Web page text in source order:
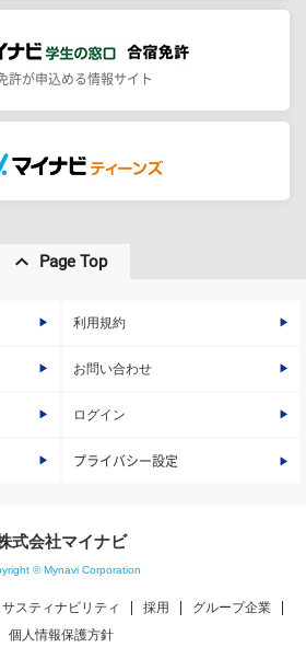
許が申込める情報サイト
Page Top
利用規約
お問い合わせ
ログイン
プライバシー設定
式会社マイナビ
© Mynavi Corporation
サスティナビリティ 採用
グループ企業
個人情報保護方針